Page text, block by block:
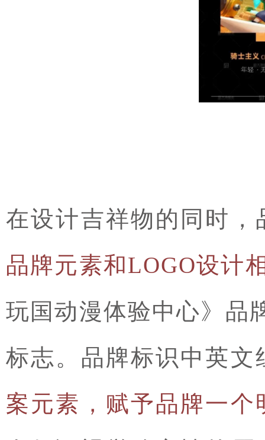
在设计吉祥物的同时
品牌元素和LOGO设计
玩国动漫体验中心》品
标志。品牌标识中英
案元素，赋予品牌一